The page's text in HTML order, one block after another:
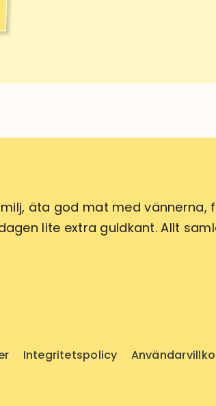
äta god mat med vännerna,
lite extra guldkant. Allt
Integritetspolicy